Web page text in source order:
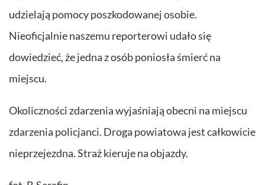
udzielają pomocy poszkodowanej osobie.
Nieoficjalnie naszemu reporterowi udało się
dowiedzieć, że jedna z osób poniosła śmierć na
miejscu.
Okoliczności zdarzenia wyjaśniają obecni na miejscu
zdarzenia policjanci. Droga powiatowa jest całkowicie
nieprzejezdna. Straż kieruje na objazdy.